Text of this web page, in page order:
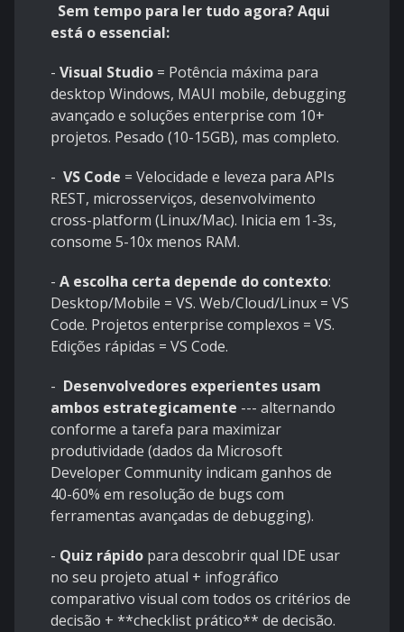
Sem tempo para ler tudo agora? Aqui
está o essencial:
- Visual Studio = Potência máxima para
desktop Windows, MAUI mobile, debugging
avançado e soluções enterprise com 10+
projetos. Pesado (10-15GB), mas completo.
- VS Code = Velocidade e leveza para APIs
REST, microsserviços, desenvolvimento
cross-platform (Linux/Mac). Inicia em 1-3s,
consome 5-10x menos RAM.
- A escolha certa depende do contexto:
Desktop/Mobile = VS. Web/Cloud/Linux = VS
Code. Projetos enterprise complexos = VS.
Edições rápidas = VS Code.
- Desenvolvedores experientes usam
ambos estrategicamente --- alternando
conforme a tarefa para maximizar
produtividade (dados da Microsoft
Developer Community indicam ganhos de
40-60% em resolução de bugs com
ferramentas avançadas de debugging).
- Quiz rápido para descobrir qual IDE usar
no seu projeto atual + infográfico
comparativo visual com todos os critérios de
decisão + **checklist prático** de decisão.